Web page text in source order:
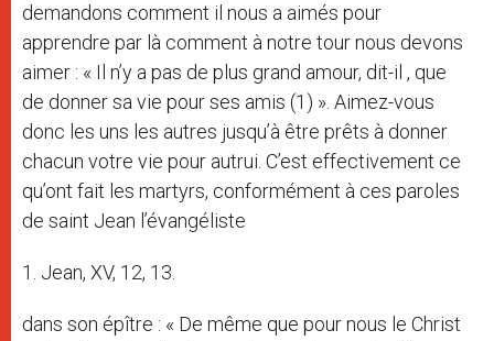
demandons comment il nous a aimés pour
apprendre par là comment à notre tour nous devons
aimer : « Il n’y a pas de plus grand amour, dit-il , que
de donner sa vie pour ses amis (1) ». Aimez-vous
donc les uns les autres jusqu’à être prêts à donner
chacun votre vie pour autrui. C’est effectivement ce
qu’ont fait les martyrs, conformément à ces paroles
de saint Jean l’évangéliste
1. Jean, XV, 12, 13.
dans son épître : « De même que pour nous le Christ